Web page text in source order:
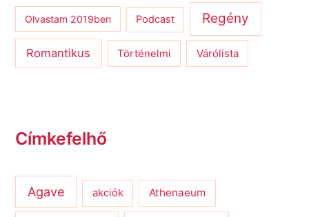
Olvastam 2019ben Podcast Regény
Romantikus Történelmi Várólista
Címkefelhő
Agave akciók Athenaeum